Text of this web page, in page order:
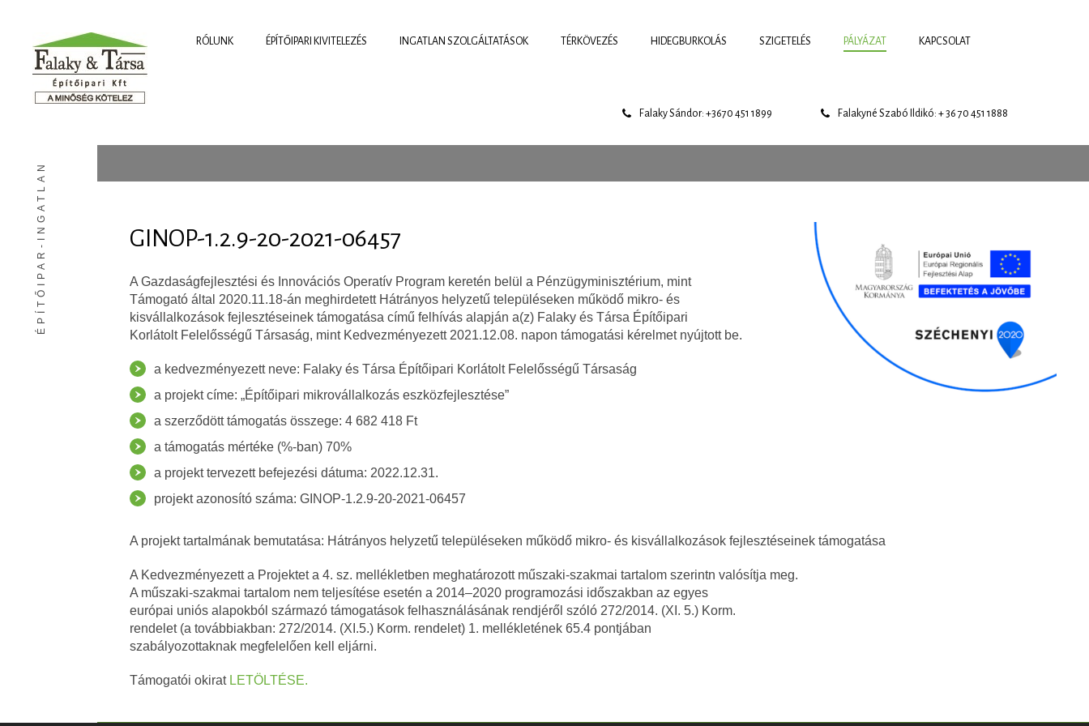
RÓLUNK ÉPÍTŐIPARI KIVITELEZÉS INGATLAN SZOLGÁLTATÁSOK TÉRKÖVEZÉS HIDEGBURKOLÁS SZIGETELÉS PÁLYÁZAT KAPCSOLAT
Falaky Sándor: +3670 451 1899 Falakyné Szabó Ildikó: + 36 70 451 1888
ÉPÍTŐIPAR-INGATLAN GINOP-1.2.9-20-2021-06457
A Gazdaságfejlesztési és Innovációs Operatív Program keretén belül a Pénzügyminisztérium, mint
Támogató által 2020.11.18-án meghirdetett Hátrányos helyzetű településeken működő mikro- és
kisvállalkozások fejlesztéseinek támogatása című felhívás alapján a(z) Falaky és Társa Építőipari
Korlátolt Felelősségű Társaság, mint Kedvezményezett 2021.12.08. napon támogatási kérelmet nyújtott be.
a kedvezményezett neve: Falaky és Társa Építőipari Korlátolt Felelősségű Társaság
a projekt címe: „Építőipari mikrovállalkozás eszközfejlesztése”
a szerződött támogatás összege: 4 682 418 Ft
a támogatás mértéke (%-ban) 70%
a projekt tervezett befejezési dátuma: 2022.12.31.
projekt azonosító száma: GINOP-1.2.9-20-2021-06457
A projekt tartalmának bemutatása: Hátrányos helyzetű településeken működő mikro- és kisvállalkozások fejlesztéseinek támogatása
A Kedvezményezett a Projektet a 4. sz. mellékletben meghatározott műszaki-szakmai tartalom szerintn valósítja meg.
A műszaki-szakmai tartalom nem teljesítése esetén a 2014–2020 programozási időszakban az egyes
európai uniós alapokból származó támogatások felhasználásának rendjéről szóló 272/2014. (XI. 5.) Korm.
rendelet (a továbbiakban: 272/2014. (XI.5.) Korm. rendelet) 1. mellékletének 65.4 pontjában
szabályozottaknak megfelelően kell eljárni.
Támogatói okirat LETÖLTÉSE.